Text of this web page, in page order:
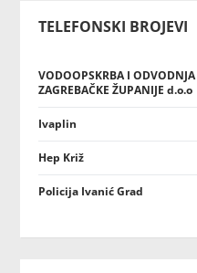
TELEFONSKI BROJEVI
VODOOPSKRBA I ODVODNJA
ZAGREBAČKE ŽUPANIJE d.o.o
Ivaplin
Hep Križ
Policija Ivanić Grad